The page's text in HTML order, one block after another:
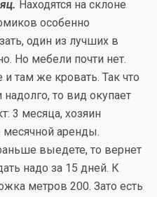
Находятся на склоне
особенно
один из лучших в
Но мебели почти нет.
там же кровать. Так что
то вид окупает
3 месяца, хозяин
месячной аренды.
выедете, то вернет
надо за 15 дней. К
метров 200. Зато есть